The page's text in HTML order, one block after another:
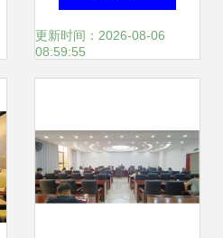
与成功案例分享
更新时间：2026-08-06
08:59:55